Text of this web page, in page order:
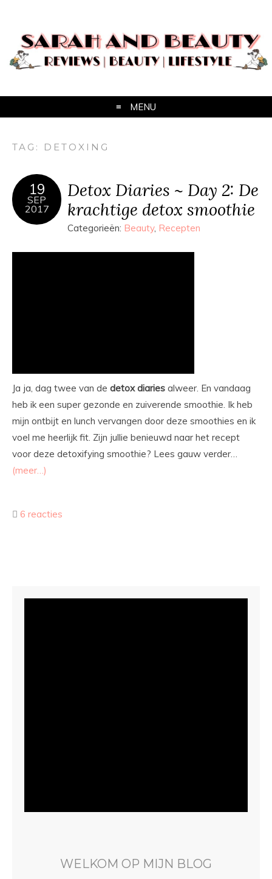
MENU
TAG: DETOXING
19
SEP
2017
Detox Diaries ~ Day 2: De
krachtige detox smoothie
Categorieën: Beauty, Recepten
Ja ja, dag twee van de detox diaries alweer. En vandaag
heb ik een super gezonde en zuiverende smoothie. Ik heb
mijn ontbijt en lunch vervangen door deze smoothies en ik
voel me heerlijk fit. Zijn jullie benieuwd naar het recept
voor deze detoxifying smoothie? Lees gauw verder…
(meer…)
6 reacties
WELKOM OP MIJN BLOG